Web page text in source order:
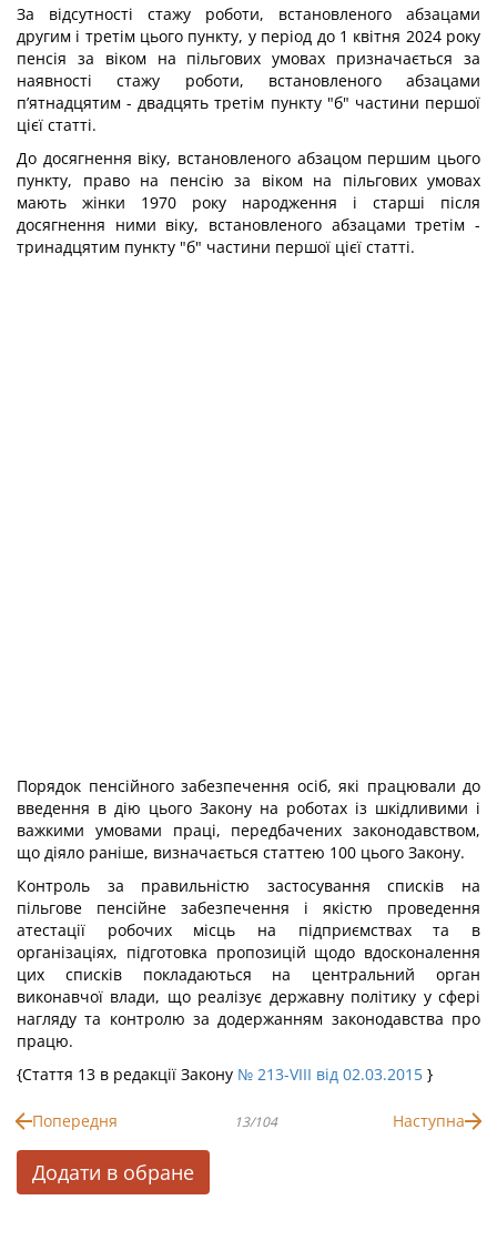
За відсутності стажу роботи, встановленого абзацами
другим і третім цього пункту, у період до 1 квітня 2024 року
пенсія за віком на пільгових умовах призначається за
наявності стажу роботи, встановленого абзацами
п’ятнадцятим - двадцять третім пункту "б" частини першої
цієї статті.
До досягнення віку, встановленого абзацом першим цього
пункту, право на пенсію за віком на пільгових умовах
мають жінки 1970 року народження і старші після
досягнення ними віку, встановленого абзацами третім -
тринадцятим пункту "б" частини першої цієї статті.
Порядок пенсійного забезпечення осіб, які працювали до
введення в дію цього Закону на роботах із шкідливими і
важкими умовами праці, передбачених законодавством,
що діяло раніше, визначається статтею 100 цього Закону.
Контроль за правильністю застосування списків на
пільгове пенсійне забезпечення і якістю проведення
атестації робочих місць на підприємствах та в
організаціях, підготовка пропозицій щодо вдосконалення
цих списків покладаються на центральний орган
виконавчої влади, що реалізує державну політику у сфері
нагляду та контролю за додержанням законодавства про
працю.
{Стаття 13 в редакції Закону № 213-VIII від 02.03.2015 }
Попередня 13/104 Наступна
Додати в обране